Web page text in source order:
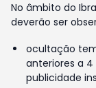
No âmbito do
deverão ser
ocultação
anteriores a
publicidade